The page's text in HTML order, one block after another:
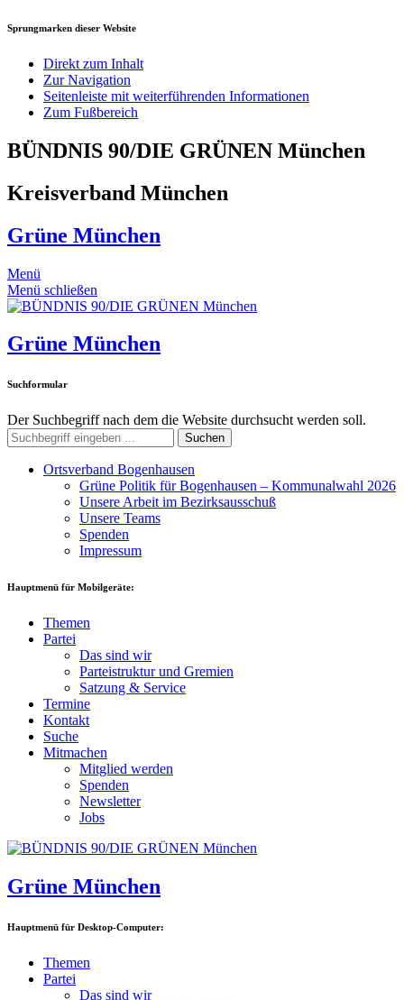
Sprungmarken dieser Website
Direkt zum Inhalt
Zur Navigation
Seitenleiste mit weiterführenden Informationen
Zum Fußbereich
BÜNDNIS 90/DIE GRÜNEN München
Kreisverband München
Grüne München
Menü
Menü schließen
Grüne München
Suchformular
Der Suchbegriff nach dem die Website durchsucht werden soll.
Suchen
Ortsverband Bogenhausen
Grüne Politik für Bogenhausen – Kommunalwahl 2026
Unsere Arbeit im Bezirksausschuß
Unsere Teams
Spenden
Impressum
Hauptmenü für Mobilgeräte:
Themen
Partei
Das sind wir
Parteistruktur und Gremien
Satzung & Service
Termine
Kontakt
Suche
Mitmachen
Mitglied werden
Spenden
Newsletter
Jobs
Grüne München
Hauptmenü für Desktop-Computer:
Themen
Partei
Das sind wir